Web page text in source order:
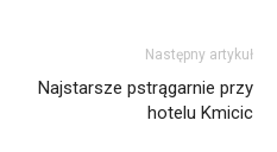
Następny artykuł
Najstarsze pstrągarnie przy
hotelu Kmicic